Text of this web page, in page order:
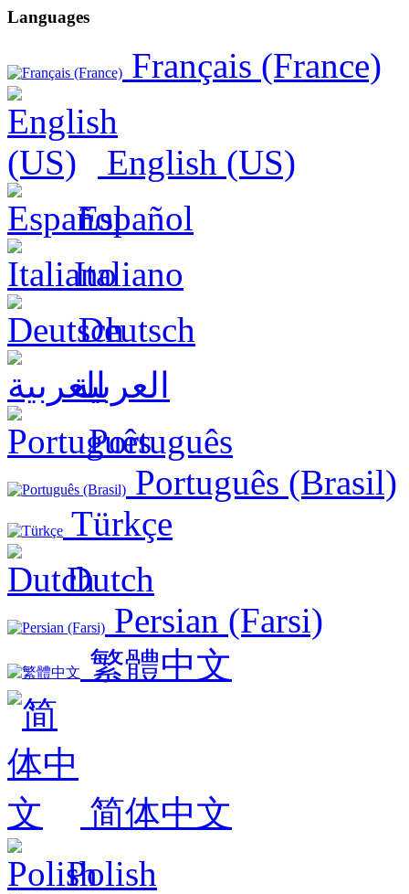
Languages
Français (France)
English (US)
Español
Italiano
Deutsch
العربية
Português
Português (Brasil)
Türkçe
Dutch
Persian (Farsi)
繁體中文
简体中文
Polish